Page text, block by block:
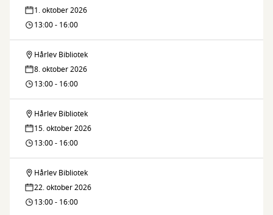
i
Hårlev
til
biblioteksbøgerne
-
i
Hårlev
laver
til
biblioteksbøgerne
-
i
Hårlev
1. oktober 2026
13:00 - 16:00
Vi
laver
til
biblioteksbøgerne
-
i
Hårlev Bibliotek
8. oktober 2026
13:00 - 16:00
Vi
laver
til
biblioteksbøgerne
Hårlev Bibliotek
15. oktober 2026
13:00 - 16:00
Vi
laver
Hårlev Bibliotek
22. oktober 2026
13:00 - 16:00